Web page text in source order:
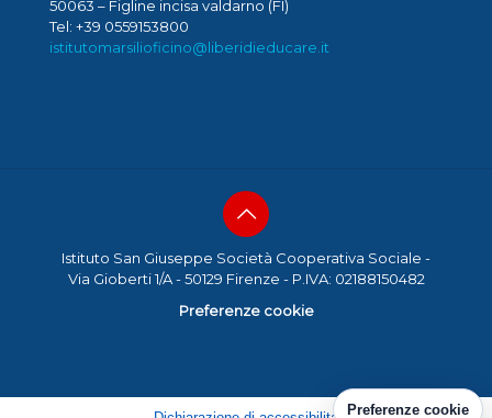
50063 – Figline incisa valdarno (FI)
Tel: +39 0559153800
istitutomarsilioficino@liberidieducare.it
Istituto San Giuseppe Società Cooperativa Sociale -
Via Gioberti 1/A - 50129 Firenze - P.IVA: 02188150482
Preferenze cookie
Preferenze cookie